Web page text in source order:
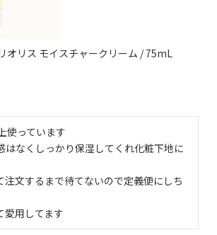
オリス モイスチャークリーム / 75mL
使っています
はなくしっかり保湿してくれ化粧下地に
注文するまで待てないので定義便にしち
愛用してます